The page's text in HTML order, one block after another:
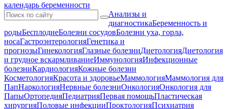
календарь беременности
Анализы и
диагностикаБеременность и
родыБесплодиеБолезни сосудовБолезни уха, горла,
носаГастроэнтерологияГенетика и
прогнозыГинекологияГлазные болезниДиетологияДиетология
и грудное вскармливаниеИммунологияИнфекционные
болезниКардиологияКожные болезни
КосметологияКрасота и здоровьеМаммологияМаммология для
ПапНаркологияНервные болезниОнкологияОнкология для
ПапыОртопедияПедиатрияПервая помощьПластическая
хирургияПоловые инфекцииПроктологияПсихиатрия